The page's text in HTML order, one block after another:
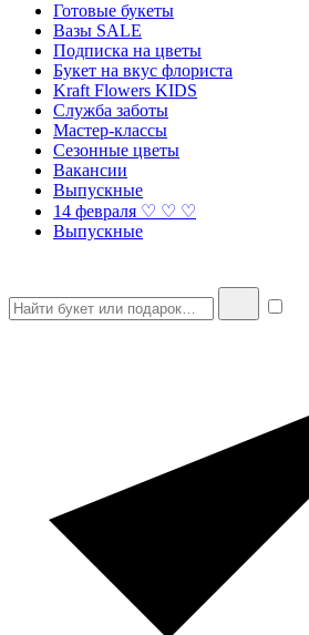
Готовые букеты
Вазы SALE
Подписка на цветы
Букет на вкус флориста
Kraft Flowers KIDS
Служба заботы
Мастер-классы
Сезонные цветы
Вакансии
Выпускные
14 февраля ♡ ♡ ♡
Выпускные